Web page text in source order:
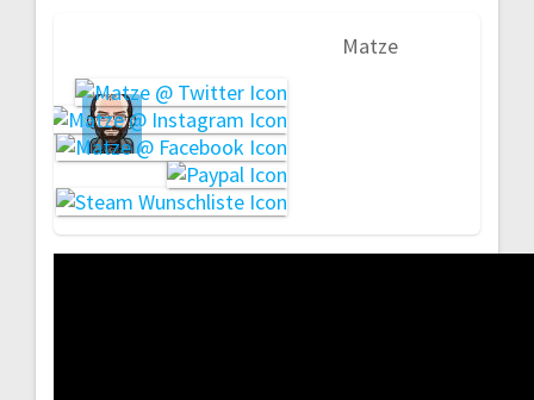
Matze